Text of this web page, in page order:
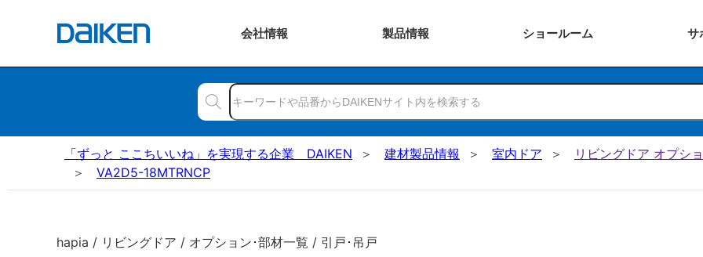
会社情報 製品情報 ショールーム サ
「ずっと ここちいいね」を実現する企業 DAIKEN 建材製品情報 室内ドア
リビングドア オプシ
VA2D5-18MTRNCP
hapia / リビングドア / オプション･部材一覧 / 引戸･吊戸